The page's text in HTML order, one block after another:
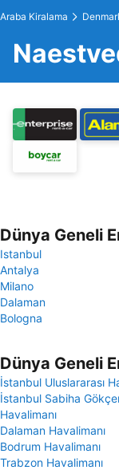
Araba Kiralama
Dünya Geneli
Istanbul
Antalya
Milano
Dalaman
Bologna
Dünya Geneli
İstanbul Uluslararası
İstanbul Sabiha
Havalimanı
Dalaman Havalimanı
Bodrum Havalimanı
Trabzon Havalimanı